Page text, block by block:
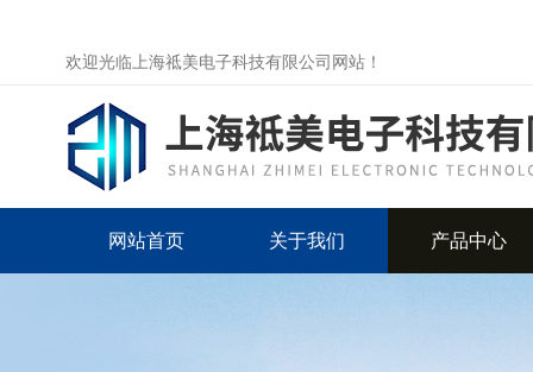
欢迎光临上海祗美电子科技有限公司网站！
网站首页 关于我们 产品中心